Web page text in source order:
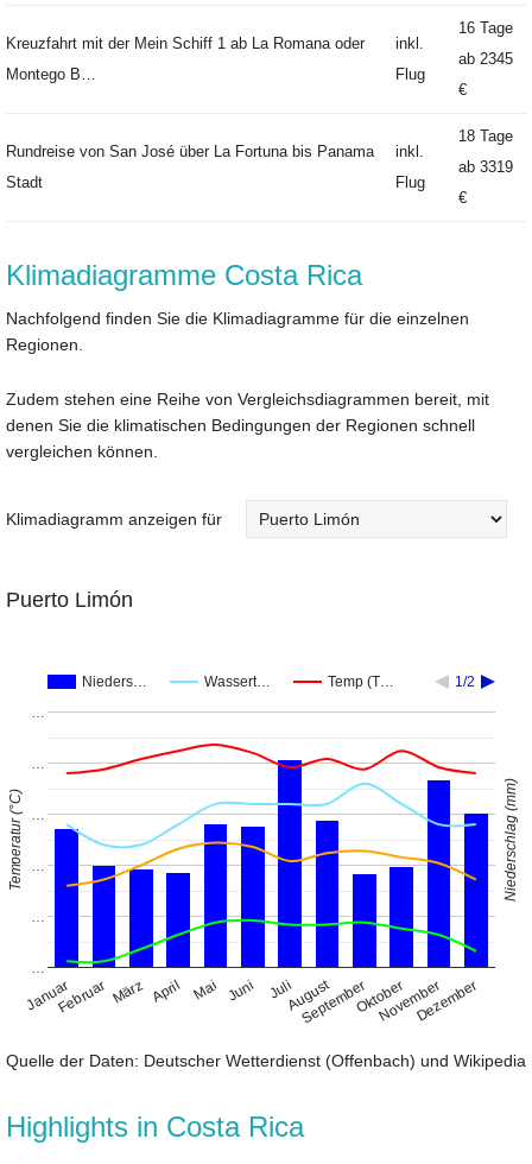
Kreuzfahrt mit der Mein Schiff 1 ab La Romana oder
Montego B…
inkl.
Flug
16 Tage
ab 2345
€
Rundreise von San José über La Fortuna bis Panama
Stadt
inkl.
Flug
18 Tage
ab 3319
€
Klimadiagramme Costa Rica
Nachfolgend finden Sie die Klimadiagramme für die einzelnen
Regionen.
Zudem stehen eine Reihe von Vergleichsdiagrammen bereit, mit
denen Sie die klimatischen Bedingungen der Regionen schnell
vergleichen können.
Klimadiagramm anzeigen für
Puerto Limón
Nieders… Wassert… Temp (T… 1/2
JanuarFebruar März April Mai Juni JuliAugust
SeptemberOktober
NovemberDezember
Temperatur (°C) Niederschlag (mm)
Quelle der Daten: Deutscher Wetterdienst (Offenbach) und Wikipedia
Highlights in Costa Rica